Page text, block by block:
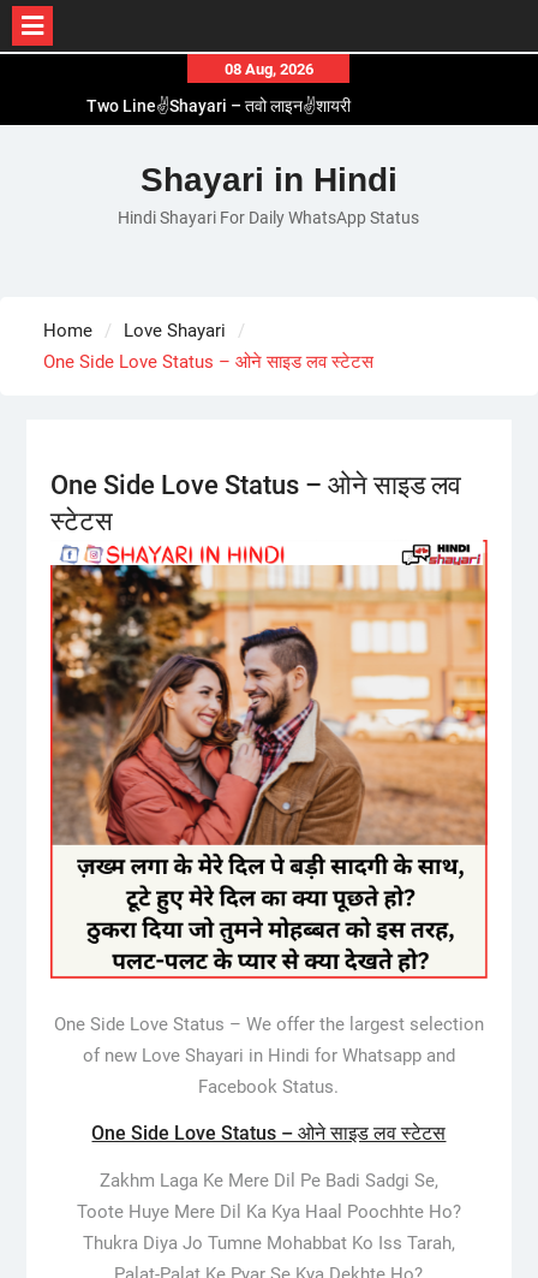
content
08 Aug, 2026
Two Line✌️Shayari – तवो लाइन✌️शायरी
Romantic Love😽Status – रोमांटिक लव😽स्टेटस
Love🥳Poetry In Hindi – लव🥳पोएट्री इन हिंदी
1 Line☝️Shayari In Hindi – १ लाइन☝️शायरी इन हिंदी
Shayari in Hindi
Hindi Shayari For Daily WhatsApp Status
Home
Love Shayari
One Side Love Status – ओने साइड लव स्टेटस
One Side Love Status – ओने साइड लव
स्टेटस
One Side Love Status – We offer the largest selection
of new Love Shayari in Hindi for Whatsapp and
Facebook Status.
One Side Love Status – ओने साइड लव स्टेटस
Zakhm Laga Ke Mere Dil Pe Badi Sadgi Se,
Toote Huye Mere Dil Ka Kya Haal Poochhte Ho?
Thukra Diya Jo Tumne Mohabbat Ko Iss Tarah,